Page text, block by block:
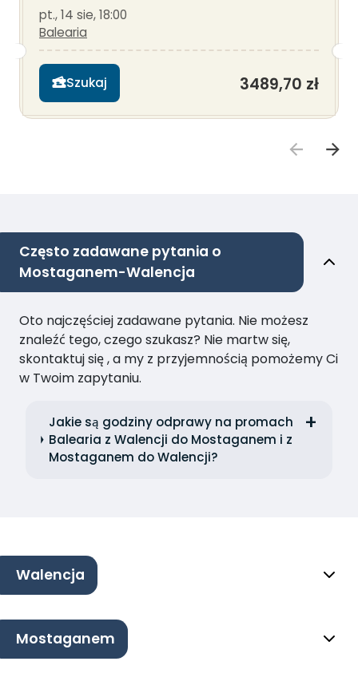
pt., 14 sie, 18:00
Balearia
Szukaj 3489,70 zł
Często zadawane pytania o
Mostaganem-Walencja
Oto najczęściej zadawane pytania. Nie możesz
znaleźć tego, czego szukasz? Nie martw się,
skontaktuj się , a my z przyjemnością pomożemy Ci
w Twoim zapytaniu.
Jakie są godziny odprawy na promach
Balearia z Walencji do Mostaganem i z
Mostaganem do Walencji?
Walencja
Mostaganem